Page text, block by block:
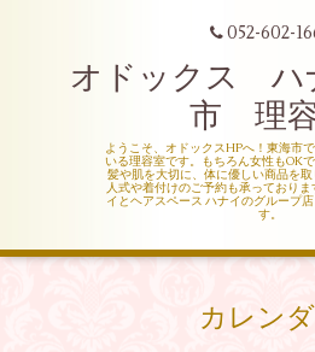
052-602-
オドックス
市 理
ようこそ、オドックスHPへ！東海市
いる理容室です。もちろん女性もOK
髪や肌を大切に、体に優しい商品を
人式や着付けのご予約も承っており
イとヘアスペース ハナイのグループ
す。
カレン